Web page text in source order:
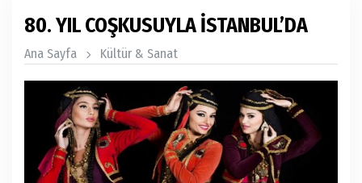
80. YIL COŞKUSUYLA İSTANBUL’DA
Ana Sayfa Kültür & Sanat